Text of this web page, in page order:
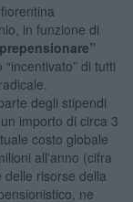
in funzione di
di tutti
degli stipendi
importo di circa 3
costo globale
all'anno (cifra
risorse della
ne